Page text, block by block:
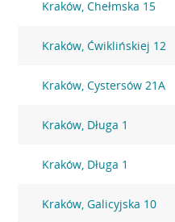
Kraków, Chełmska 15
Kraków, Ćwiklińskiej 12
Kraków, Cystersów 21A
Kraków, Długa 1
Kraków, Długa 1
Kraków, Galicyjska 10